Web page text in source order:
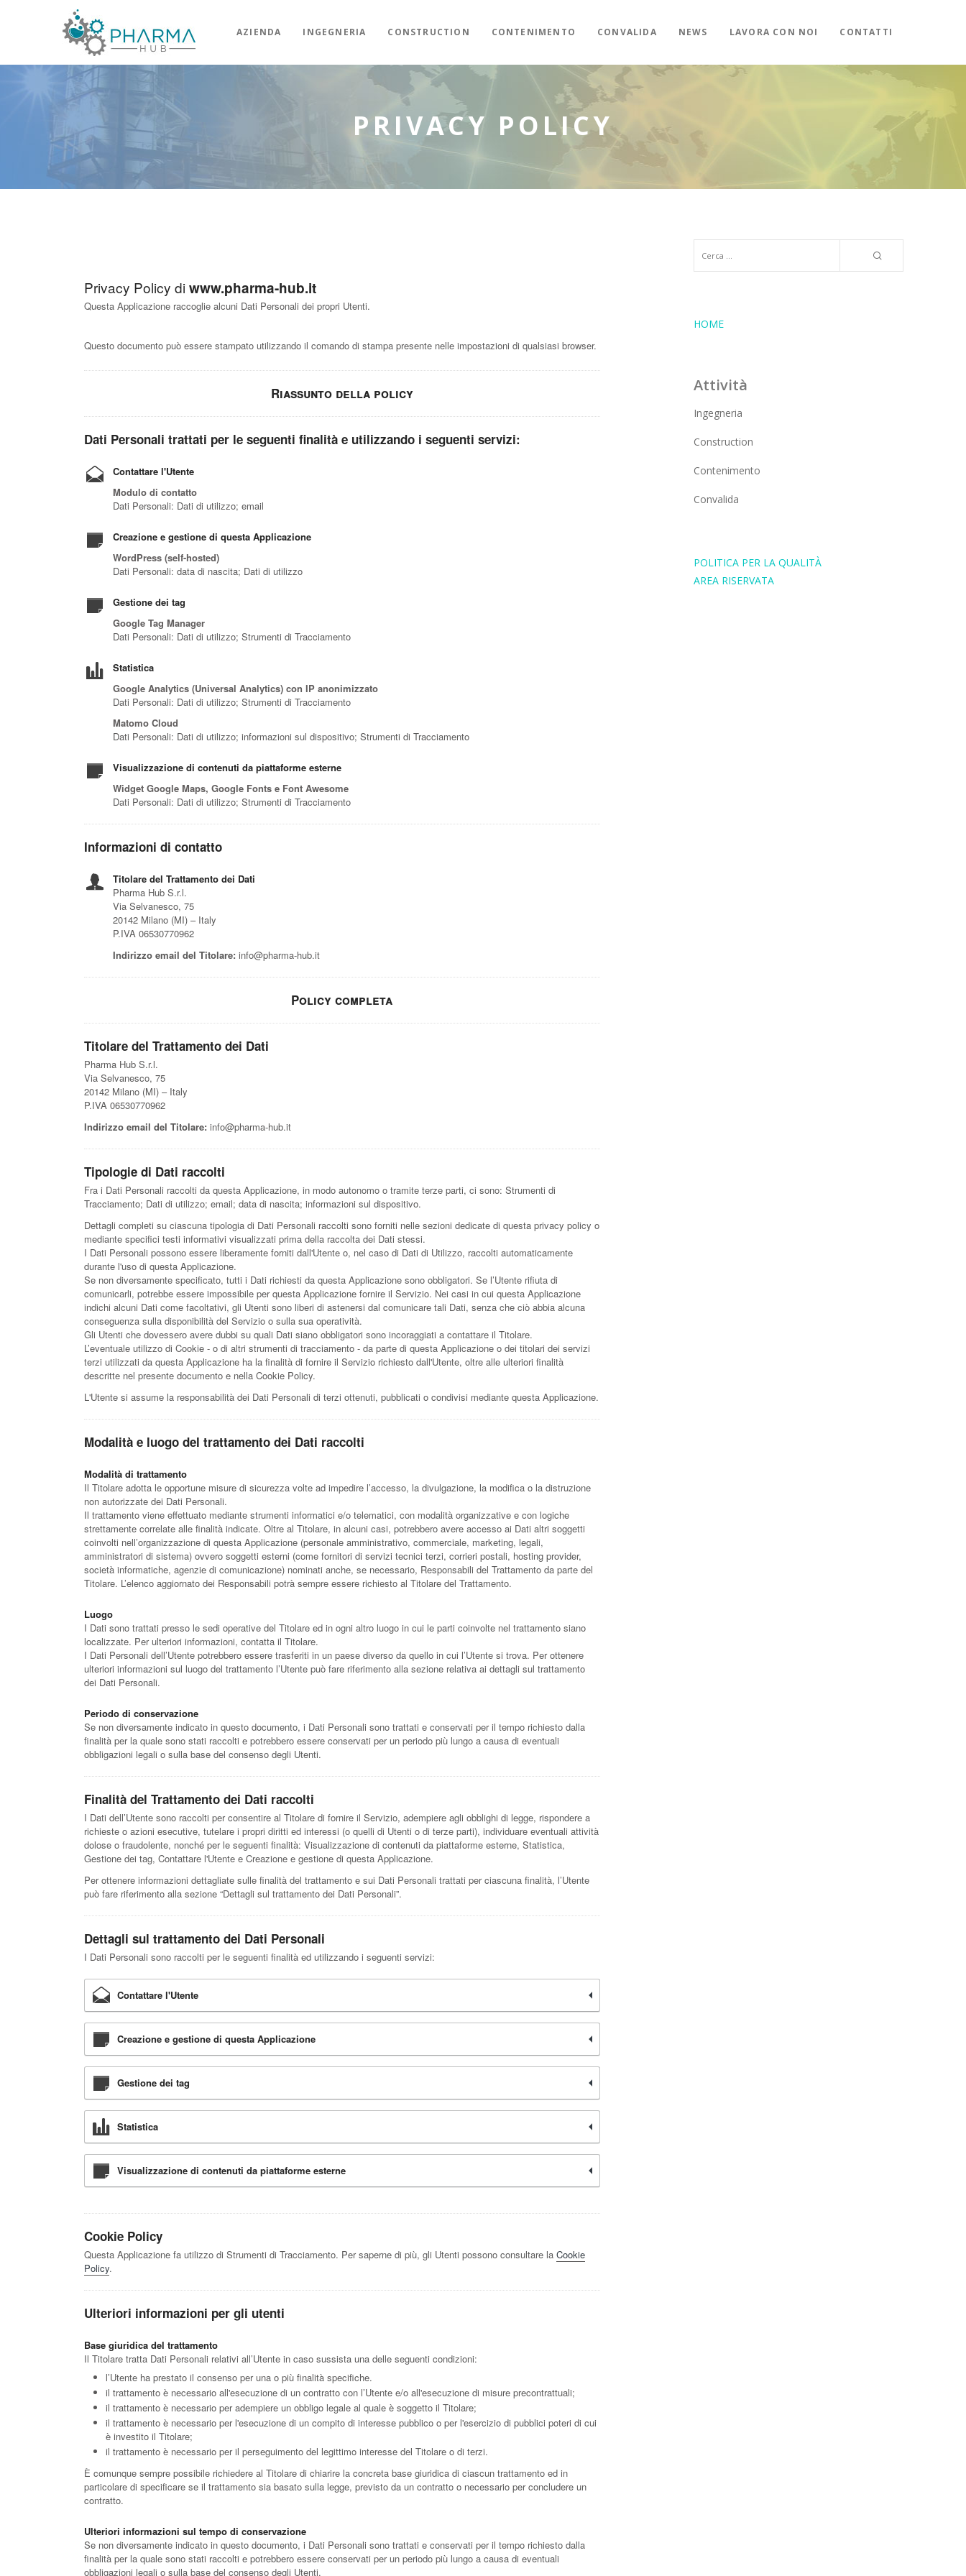
AZIENDA INGEGNERIA CONSTRUCTION CONTENIMENTO CONVALIDA NEWS LAVORA CON NOI CONTATTI
PRIVACY POLICY
Privacy Policy di www.pharma-hub.it
Questa Applicazione raccoglie alcuni Dati Personali dei propri Utenti.
Questo documento può essere stampato utilizzando il comando di stampa presente nelle impostazioni di qualsiasi browser.
Riassunto della policy
Dati Personali trattati per le seguenti finalità e utilizzando i seguenti servizi:
Contattare l'Utente
Modulo di contatto
Dati Personali: Dati di utilizzo; email
Creazione e gestione di questa Applicazione
WordPress (self-hosted)
Dati Personali: data di nascita; Dati di utilizzo
Gestione dei tag
Google Tag Manager
Dati Personali: Dati di utilizzo; Strumenti di Tracciamento
Statistica
Google Analytics (Universal Analytics) con IP anonimizzato
Dati Personali: Dati di utilizzo; Strumenti di Tracciamento
Matomo Cloud
Dati Personali: Dati di utilizzo; informazioni sul dispositivo; Strumenti di Tracciamento
Visualizzazione di contenuti da piattaforme esterne
Widget Google Maps, Google Fonts e Font Awesome
Dati Personali: Dati di utilizzo; Strumenti di Tracciamento
Informazioni di contatto
Titolare del Trattamento dei Dati
Pharma Hub S.r.l.
Via Selvanesco, 75
20142 Milano (MI) – Italy
P.IVA 06530770962
Indirizzo email del Titolare: info@pharma-hub.it
Policy completa
Titolare del Trattamento dei Dati
Pharma Hub S.r.l.
Via Selvanesco, 75
20142 Milano (MI) – Italy
P.IVA 06530770962
Indirizzo email del Titolare: info@pharma-hub.it
Tipologie di Dati raccolti
Fra i Dati Personali raccolti da questa Applicazione, in modo autonomo o tramite terze parti, ci sono: Strumenti di
Tracciamento; Dati di utilizzo; email; data di nascita; informazioni sul dispositivo.
Dettagli completi su ciascuna tipologia di Dati Personali raccolti sono forniti nelle sezioni dedicate di questa privacy policy o
mediante specifici testi informativi visualizzati prima della raccolta dei Dati stessi.
I Dati Personali possono essere liberamente forniti dall'Utente o, nel caso di Dati di Utilizzo, raccolti automaticamente
durante l'uso di questa Applicazione.
Se non diversamente specificato, tutti i Dati richiesti da questa Applicazione sono obbligatori. Se l’Utente rifiuta di
comunicarli, potrebbe essere impossibile per questa Applicazione fornire il Servizio. Nei casi in cui questa Applicazione
indichi alcuni Dati come facoltativi, gli Utenti sono liberi di astenersi dal comunicare tali Dati, senza che ciò abbia alcuna
conseguenza sulla disponibilità del Servizio o sulla sua operatività.
Gli Utenti che dovessero avere dubbi su quali Dati siano obbligatori sono incoraggiati a contattare il Titolare.
L’eventuale utilizzo di Cookie - o di altri strumenti di tracciamento - da parte di questa Applicazione o dei titolari dei servizi
terzi utilizzati da questa Applicazione ha la finalità di fornire il Servizio richiesto dall'Utente, oltre alle ulteriori finalità
descritte nel presente documento e nella Cookie Policy.
L'Utente si assume la responsabilità dei Dati Personali di terzi ottenuti, pubblicati o condivisi mediante questa Applicazione.
Modalità e luogo del trattamento dei Dati raccolti
Modalità di trattamento
Il Titolare adotta le opportune misure di sicurezza volte ad impedire l’accesso, la divulgazione, la modifica o la distruzione
non autorizzate dei Dati Personali.
Il trattamento viene effettuato mediante strumenti informatici e/o telematici, con modalità organizzative e con logiche
strettamente correlate alle finalità indicate. Oltre al Titolare, in alcuni casi, potrebbero avere accesso ai Dati altri soggetti
coinvolti nell’organizzazione di questa Applicazione (personale amministrativo, commerciale, marketing, legali,
amministratori di sistema) ovvero soggetti esterni (come fornitori di servizi tecnici terzi, corrieri postali, hosting provider,
società informatiche, agenzie di comunicazione) nominati anche, se necessario, Responsabili del Trattamento da parte del
Titolare. L’elenco aggiornato dei Responsabili potrà sempre essere richiesto al Titolare del Trattamento.
Luogo
I Dati sono trattati presso le sedi operative del Titolare ed in ogni altro luogo in cui le parti coinvolte nel trattamento siano
localizzate. Per ulteriori informazioni, contatta il Titolare.
I Dati Personali dell’Utente potrebbero essere trasferiti in un paese diverso da quello in cui l’Utente si trova. Per ottenere
ulteriori informazioni sul luogo del trattamento l’Utente può fare riferimento alla sezione relativa ai dettagli sul trattamento
dei Dati Personali.
Periodo di conservazione
Se non diversamente indicato in questo documento, i Dati Personali sono trattati e conservati per il tempo richiesto dalla
finalità per la quale sono stati raccolti e potrebbero essere conservati per un periodo più lungo a causa di eventuali
obbligazioni legali o sulla base del consenso degli Utenti.
Finalità del Trattamento dei Dati raccolti
I Dati dell’Utente sono raccolti per consentire al Titolare di fornire il Servizio, adempiere agli obblighi di legge, rispondere a
richieste o azioni esecutive, tutelare i propri diritti ed interessi (o quelli di Utenti o di terze parti), individuare eventuali attività
dolose o fraudolente, nonché per le seguenti finalità: Visualizzazione di contenuti da piattaforme esterne, Statistica,
Gestione dei tag, Contattare l'Utente e Creazione e gestione di questa Applicazione.
Per ottenere informazioni dettagliate sulle finalità del trattamento e sui Dati Personali trattati per ciascuna finalità, l’Utente
può fare riferimento alla sezione “Dettagli sul trattamento dei Dati Personali”.
Dettagli sul trattamento dei Dati Personali
I Dati Personali sono raccolti per le seguenti finalità ed utilizzando i seguenti servizi:
Contattare l'Utente
Creazione e gestione di questa Applicazione
Gestione dei tag
Statistica
Visualizzazione di contenuti da piattaforme esterne
Cookie Policy
Questa Applicazione fa utilizzo di Strumenti di Tracciamento. Per saperne di più, gli Utenti possono consultare la Cookie
Policy.
Ulteriori informazioni per gli utenti
Base giuridica del trattamento
Il Titolare tratta Dati Personali relativi all’Utente in caso sussista una delle seguenti condizioni:
l’Utente ha prestato il consenso per una o più finalità specifiche.
il trattamento è necessario all'esecuzione di un contratto con l’Utente e/o all'esecuzione di misure precontrattuali;
il trattamento è necessario per adempiere un obbligo legale al quale è soggetto il Titolare;
il trattamento è necessario per l'esecuzione di un compito di interesse pubblico o per l'esercizio di pubblici poteri di cui
è investito il Titolare;
il trattamento è necessario per il perseguimento del legittimo interesse del Titolare o di terzi.
È comunque sempre possibile richiedere al Titolare di chiarire la concreta base giuridica di ciascun trattamento ed in
particolare di specificare se il trattamento sia basato sulla legge, previsto da un contratto o necessario per concludere un
contratto.
Ulteriori informazioni sul tempo di conservazione
Se non diversamente indicato in questo documento, i Dati Personali sono trattati e conservati per il tempo richiesto dalla
finalità per la quale sono stati raccolti e potrebbero essere conservati per un periodo più lungo a causa di eventuali
obbligazioni legali o sulla base del consenso degli Utenti.
HOME
Attività
Ingegneria
Construction
Contenimento
Convalida
POLITICA PER LA QUALITÀ
AREA RISERVATA